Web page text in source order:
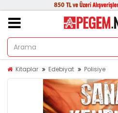
Kitaplar Edebiyat Polisiye